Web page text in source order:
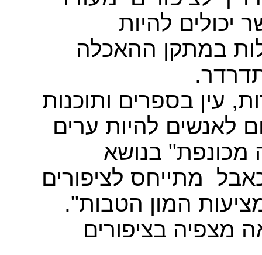
יכולים להיות
במתקן ההאכלה
עין בספרים ותוכנות
לאנשים להיות ערים
מכונפת" בנושא
מתייחס לציפורים
המון הטבות".
מצפיה בציפורים